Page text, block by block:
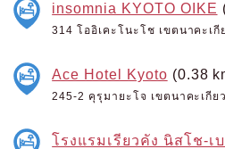
insomnia KYOTO OIKE
314 โออิเคะโนะโช เขตนาคะเกี
Ace Hotel Kyoto (0.38
245-2 คุรุมายะโจ เขตนาคะเกีย
โรงแรมเรียวคัง นิสโช-เ